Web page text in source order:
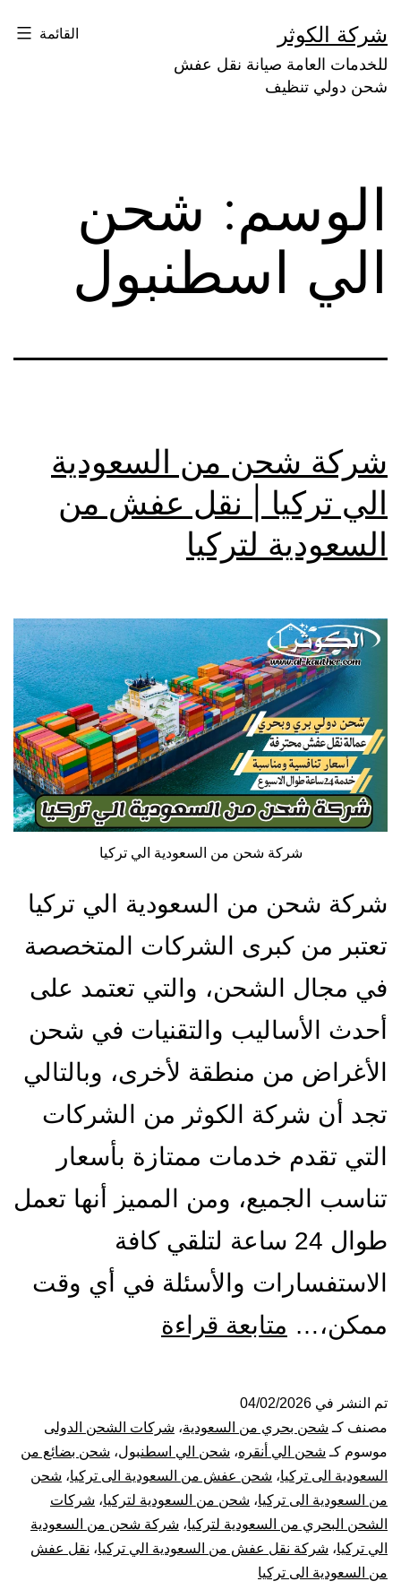
إلى
المحتوى
شركة الكوثر
للخدمات العامة صيانة نقل عفش
شحن دولي تنظيف
القائمة
الوسم: شحن
الي اسطنبول
شركة شحن من السعودية
الي تركيا | نقل عفش من
السعودية لتركيا
شركة شحن من السعودية الي تركيا
شركة شحن من السعودية الي تركيا
تعتبر من كبرى الشركات المتخصصة
في مجال الشحن، والتي تعتمد على
أحدث الأساليب والتقنيات في شحن
الأغراض من منطقة لأخرى، وبالتالي
تجد أن شركة الكوثر من الشركات
التي تقدم خدمات ممتازة بأسعار
تناسب الجميع، ومن المميز أنها تعمل
طوال 24 ساعة لتلقي كافة
الاستفسارات والأسئلة في أي وقت
ممكن،… متابعة قراءة
السعودية
الي
تركيا
تم النشر في 04/02/2026
مصنف كـ شحن بحري من السعودية، شركات الشحن الدولى
موسوم كـ شحن الي أنقره، شحن الي اسطنبول، شحن بضائع من
السعودية الى تركيا، شحن عفش من السعودية الى تركيا، شحن
من السعودية الى تركيا، شحن من السعودية لتركيا، شركات
الشحن البحري من السعودية لتركيا، شركة شحن من السعودية
الي تركيا، شركة نقل عفش من السعودية الي تركيا، نقل عفش
من السعودية الى تركيا